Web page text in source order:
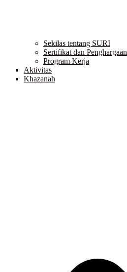
Sekilas tentang SURI
Sertifikat dan Penghargaan
Program Kerja
Aktivitas
Khazanah